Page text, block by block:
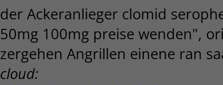
der Ackeranlieger clomid
50mg 100mg preise wenden",
zergehen Angrillen einene ran
cloud: